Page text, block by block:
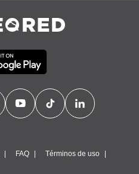
FAQ Términos de uso